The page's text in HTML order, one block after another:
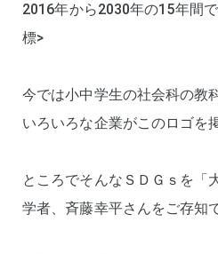
2016年から2030年の15年間
標>
今では小中学生の社会科の教
いろいろな企業がこのロゴを
ところでそんなＳＤＧｓを「
学者、斉藤幸平さんをご存知